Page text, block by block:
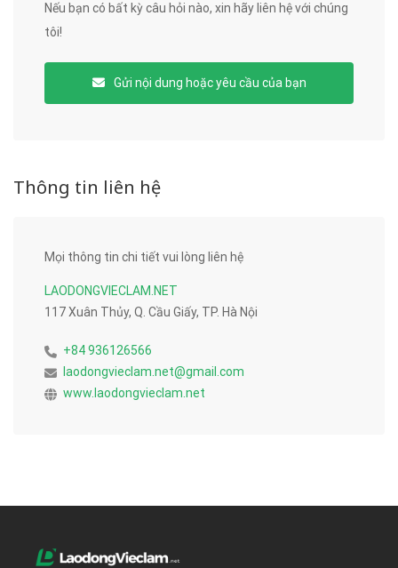
Nếu bạn có bất kỳ câu hỏi nào, xin hãy liên hệ với chúng
tôi!
Gửi nội dung hoặc yêu cầu của bạn
Thông tin liên hệ
Mọi thông tin chi tiết vui lòng liên hệ
LAODONGVIECLAM.NET
117 Xuân Thủy, Q. Cầu Giấy, TP. Hà Nội
+84 936126566
laodongvieclam.net@gmail.com
www.laodongvieclam.net